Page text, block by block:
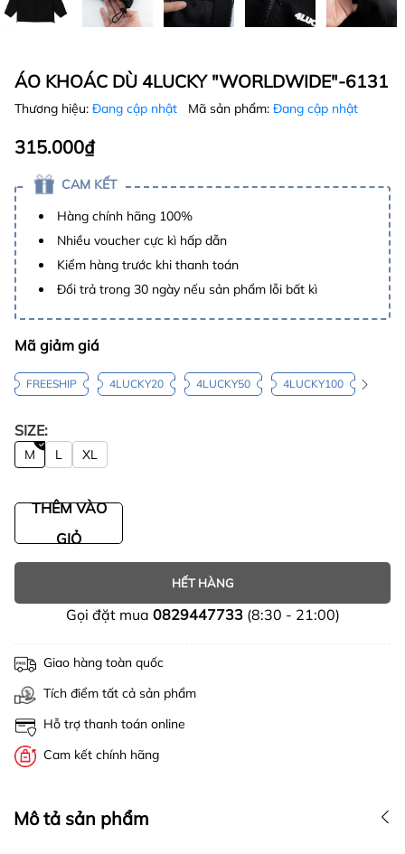
ÁO KHOÁC DÙ 4LUCKY "WORLDWIDE"-6131
Thương hiệu: Đang cập nhật Mã sản phẩm: Đang cập nhật
315.000₫
CAM KẾT
Hàng chính hãng 100%
Nhiều voucher cực kì hấp dẫn
Kiểm hàng trước khi thanh toán
Đổi trả trong 30 ngày nếu sản phẩm lỗi bất kì
Mã giảm giá
FREESHIP 4LUCKY20 4LUCKY50 4LUCKY100
SIZE:
M L XL
THÊM VÀO
GIỎ
HẾT HÀNG
Gọi đặt mua 0829447733(8:30 - 21:00)
Giao hàng toàn quốc
Tích điểm tất cả sản phẩm
Hỗ trợ thanh toán online
Cam kết chính hãng
Mô tả sản phẩm